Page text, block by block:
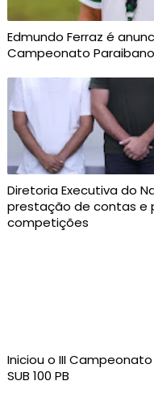
Edmundo Ferraz é
Campeonato Paraibano
Diretoria Executiva do
prestação de contas e
competições
Iniciou o III
SUB 100 PB